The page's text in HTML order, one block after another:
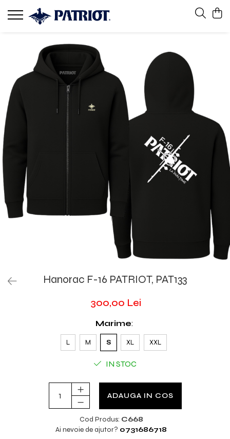
Hanorac F-16 PATRIOT, PAT133
300,00 Lei
Marime:
L M S XL XXL
IN STOC
ADAUGA IN COS
Cod Produs: C668
Ai nevoie de ajutor? 0731686718